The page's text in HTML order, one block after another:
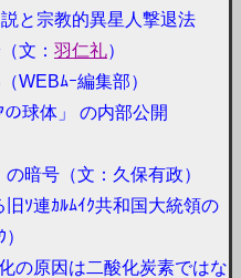
説と宗教的異星人撃退法
文： 羽仁礼）
WEBﾑｰ編集部）
の球体」 の内部公開
暗号（文：久保有政）
ｿ連ｶﾙﾑｲｸ共和国大統領の
の原因は二酸化炭素ではな